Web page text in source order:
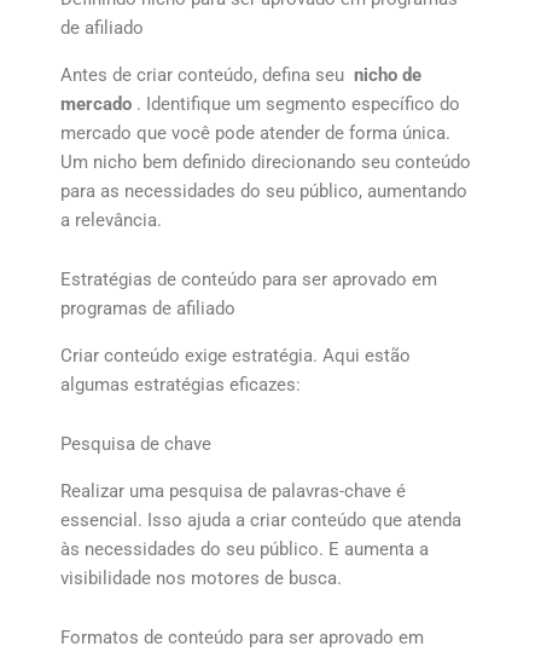
de afiliado
Antes de criar conteúdo, defina seu nicho de
mercado . Identifique um segmento específico do
mercado que você pode atender de forma única.
Um nicho bem definido direcionando seu conteúdo
para as necessidades do seu público, aumentando
a relevância.
Estratégias de conteúdo para ser aprovado em
programas de afiliado
Criar conteúdo exige estratégia. Aqui estão
algumas estratégias eficazes:
Pesquisa de chave
Realizar uma pesquisa de palavras-chave é
essencial. Isso ajuda a criar conteúdo que atenda
às necessidades do seu público. E aumenta a
visibilidade nos motores de busca.
Formatos de conteúdo para ser aprovado em